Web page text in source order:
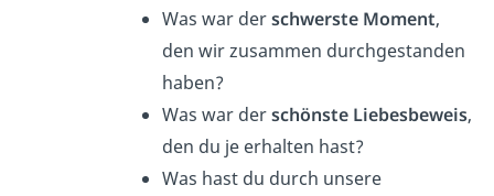
Was war derschwerste Moment,
den wir zusammen durchgestanden
haben?
Was war derschönste Liebesbeweis,
den du je erhalten hast?
Was hast du durch unsere